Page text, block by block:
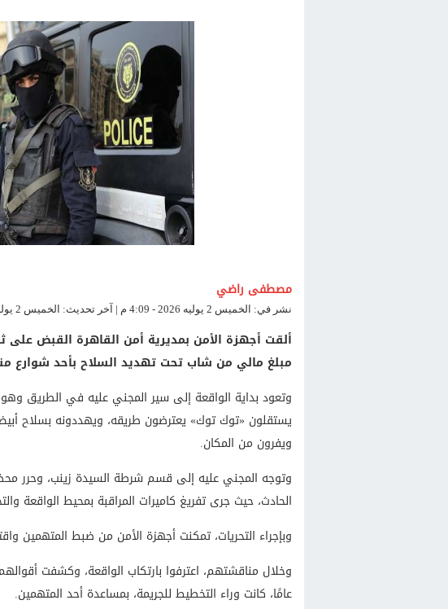
مصطفى راضي
نشر في: الخميس 2 يوليه 2026 - 4:09 م | آخر تحديث: الخميس 2 يوليه 2026 - 4:09 م
ألقت أجهزة الأمن بمديرية أمن القاهرة القبض
مبلغ مالي من شاب تحت تهديد السلاح بأحد شوارع
وتعود بداية الواقعة إلى سير المجني عليه في الطريق وهو
يستقلون «توك توك» يعترضون طريقه، ويهددونه بسلاح
ويفرون من المكان.
وتوجه المجني عليه إلى قسم شرطة السيدة زينب، وحرر
الحادث، حيث جرى تفريغ كاميرات المراقبة بمحيط الواقعة
وبإجراء التحريات، تمكنت أجهزة الأمن من ضبط المتهمين
عامًا، كانت وراء التخطيط للجريمة، بمساعدة أحد المتهمين.